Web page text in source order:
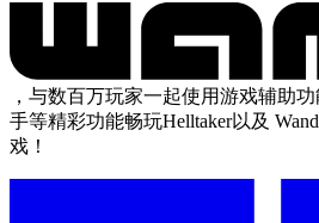
，与数百万玩家一起使用游戏辅助
手等精彩功能畅玩Helltaker以及
戏！